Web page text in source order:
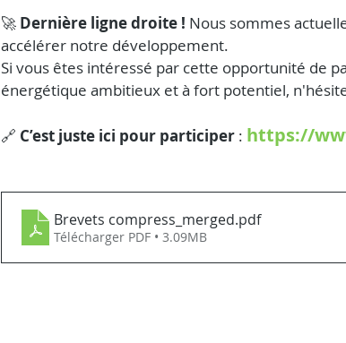
🚀 Dernière ligne droite ! Nous sommes
accélérer notre développement.
Si vous êtes intéressé par cette opportunité de
énergétique ambitieux et à fort potentiel,
🔗 C’est juste ici pour participer : https://
Brevets compress_merged.pdf
Télécharger PDF • 3.09MB